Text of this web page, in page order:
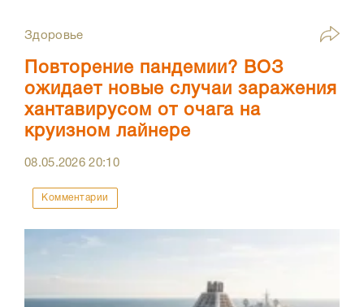
Здоровье
Повторение пандемии? ВОЗ
ожидает новые случаи заражения
хантавирусом от очага на
круизном лайнере
08.05.202620:10
Комментарии